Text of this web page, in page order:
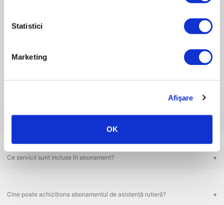
Statistici
Marketing
Afişare
OK
Sunt de acord cu
Ce servicii sunt incluse în abonament?
Cine poate achiziționa abonamentul de asistență rutieră?